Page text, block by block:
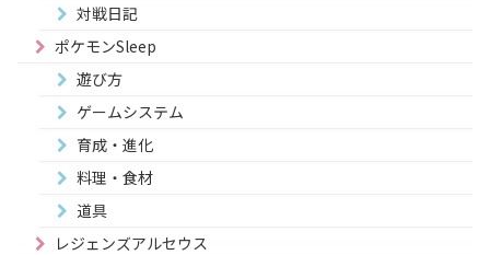
対戦日記
ポケモンSleep
遊び方
ゲームシステム
育成・進化
料理・食材
道具
レジェンズアルセウス